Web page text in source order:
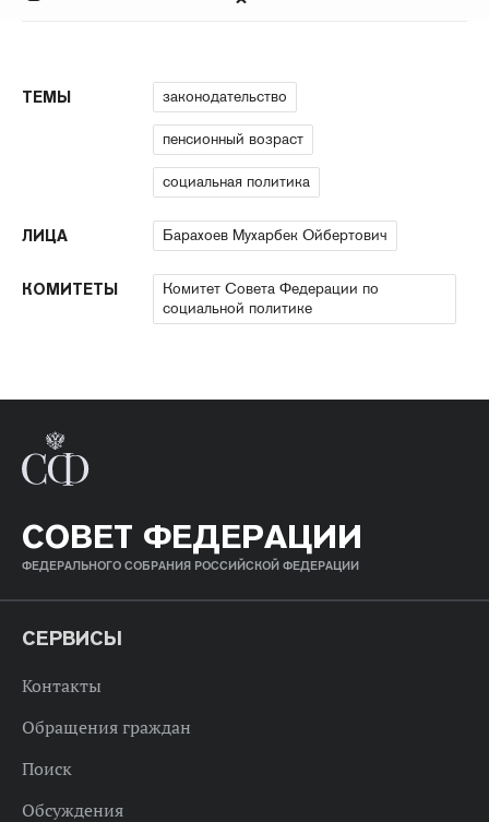
ТЕМЫ законодательство
пенсионный возраст
социальная политика
ЛИЦА Барахоев Мухарбек Ойбертович
КОМИТЕТЫ
Комитет Совета Федерации по
социальной политике
СОВЕТ ФЕДЕРАЦИИ
ФЕДЕРАЛЬНОГО СОБРАНИЯ РОССИЙСКОЙ ФЕДЕРАЦИИ
СЕРВИСЫ
Контакты
Обращения граждан
Поиск
Обсуждения